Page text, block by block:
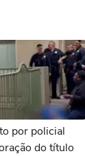
por policial
do título